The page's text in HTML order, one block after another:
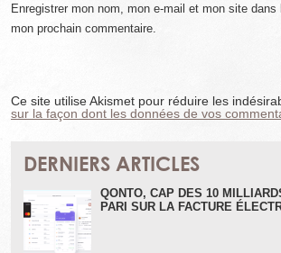
Enregistrer mon nom, mon e-mail et mon site dans
mon prochain commentaire.
Ce site utilise Akismet pour réduire les
sur la façon dont les données de vos
DERNIERS ARTICLES
QONTO, CAP DES 10
PARI SUR LA FACTURE